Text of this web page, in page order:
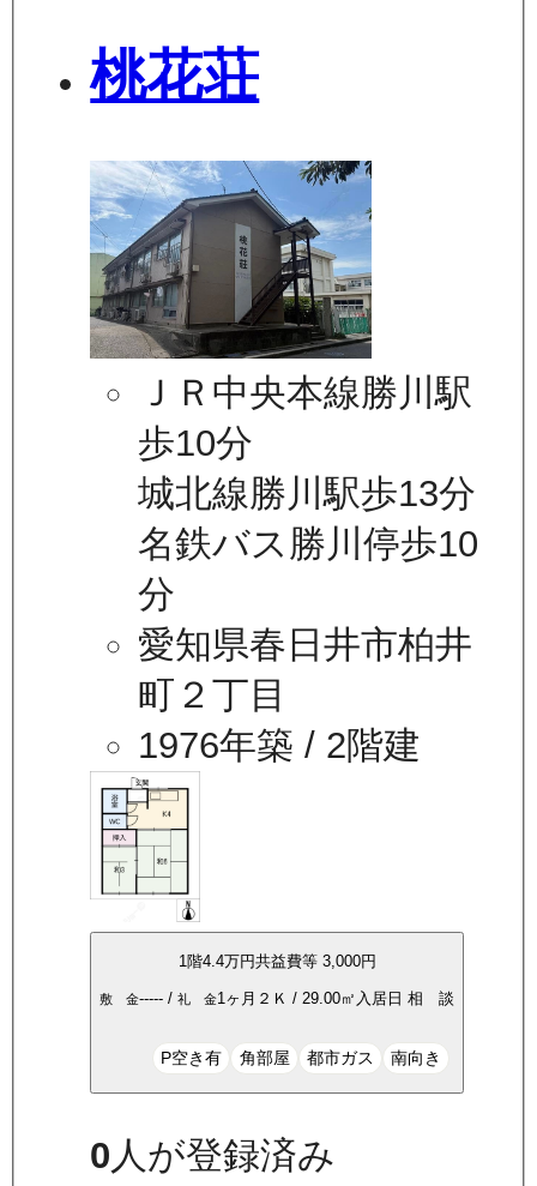
桃花荘
ＪＲ中央本線勝川駅
歩10分
城北線勝川駅歩13分
名鉄バス勝川停歩10
分
愛知県春日井市柏井
町２丁目
1976年築 / 2階建
1階4.4万円共益費等 3,000円
敷 金----- /礼 金1ヶ月 ２Ｋ /29.00㎡ 入居日相 談
P空き有 角部屋 都市ガス 南向き
0人が登録済み